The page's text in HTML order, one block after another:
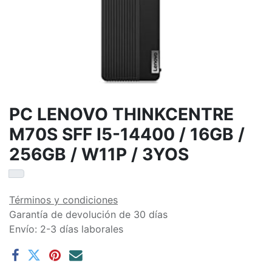
PC LENOVO THINKCENTRE
M70S SFF I5-14400 / 16GB /
256GB / W11P / 3YOS
Términos y condiciones
Garantía de devolución de 30 días
Envío: 2-3 días laborales